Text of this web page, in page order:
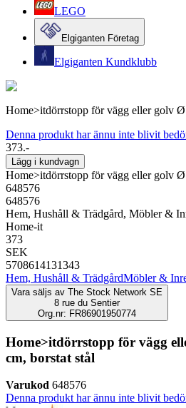
LEGO
Elgiganten Företag
Elgiganten Kundklubb
Home>itdörrstopp för vägg eller golv
Denna produkt har ännu inte blivit
373.-
Lägg i kundvagn
Home>itdörrstopp för vägg eller golv
648576
648576
Hem, Hushåll & Trädgård, Möbler &
Home-it
373
SEK
5708614131343
Hem, Hushåll & TrädgårdMöbler &
Vara säljs av The Stock Network SE
8 rue du Sentier
Org.nr: FR86901950774
Home>itdörrstopp för vägg
cm, borstat stål
Varukod 648576
Denna produkt har ännu inte blivit